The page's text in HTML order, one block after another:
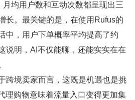
月均用户数和互动次数都呈现出三
长。最关键的是，在使用Rufus的
中，用户下单概率平均提高了约
说明，AI不仅能聊，还能实实在在
境卖家而言，这既是机遇也是挑
理购物意味着流量入口变得更加集